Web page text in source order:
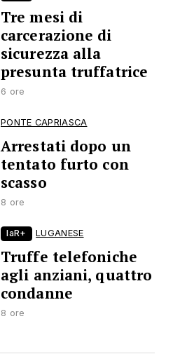
Tre mesi di
carcerazione di
sicurezza alla
presunta truffatrice
6 ore
PONTE CAPRIASCA
Arrestati dopo un
tentato furto con
scasso
8 ore
laR+ LUGANESE
Truffe telefoniche
agli anziani, quattro
condanne
8 ore